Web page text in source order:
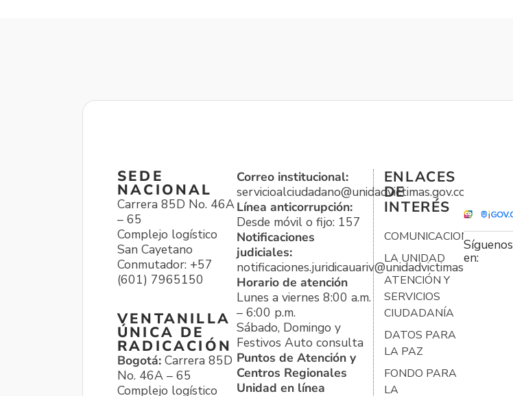
SEDE
NACIONAL
Carrera 85D No. 46A
– 65
Complejo logístico
San Cayetano
Conmutador: +57
(601) 7965150
VENTANILLA
ÚNICA DE
RADICACIÓN
Bogotá: Carrera 85D
No. 46A – 65
Complejo logístico
Correo institucional:
servicioalciudadano@unidadvictimas.gov.co
Línea anticorrupción:
Desde móvil o fijo: 157
Notificaciones
judiciales:
notificaciones.juridicauariv@unidadvictimas.gov.co
Horario de atención
Lunes a viernes 8:00 a.m.
– 6:00 p.m.
Sábado, Domingo y
Festivos Auto consulta
Puntos de Atención y
Centros Regionales
Unidad en línea
ENLACES
DE
INTERÉS
COMUNICACIONES
LA UNIDAD
ATENCIÓN Y
SERVICIOS
CIUDADANÍA
DATOS PARA
LA PAZ
FONDO PARA
LA
Síguenos
en: